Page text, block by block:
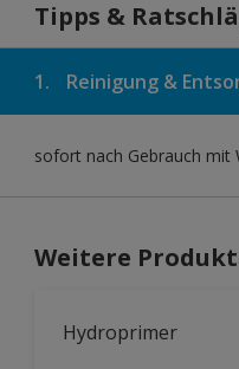
Tipps &
1. Reinigung &
sofort nach Gebrauch mit
Weitere
Hydroprimer